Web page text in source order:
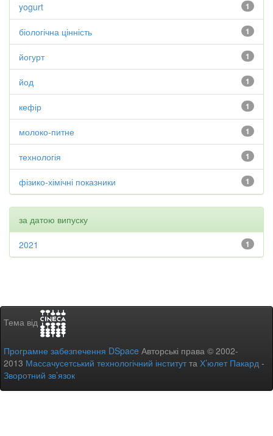
1
yogurt
1
біологічна цінність
1
йогурт
1
йод
1
кефір
1
молоко-питне
1
технологія
1
фізико-хімічні показники
за датою випуску
1
2021
Тема від
Програмне забезпечення DSpace Авторські права © 2002-
2013 Массачусетський технологічний інститутта Х’юлет Пакард -
Зворотний зв’язок